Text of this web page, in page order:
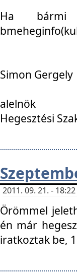
Ha
Simon Gergely
alelnök
Hegesztési
2011. 09. 21. -
Örömmel
én már
iratkoztak be,